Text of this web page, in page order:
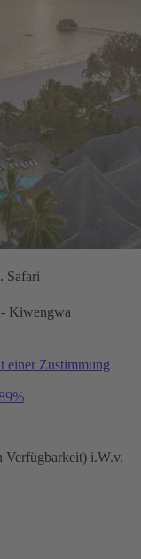
Safari
- Kiwengwa
einer Zustimmung
Verfügbarkeit) i.W.v.